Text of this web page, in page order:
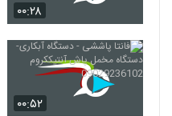
۰۰:۲۸
۰۰:۵۲